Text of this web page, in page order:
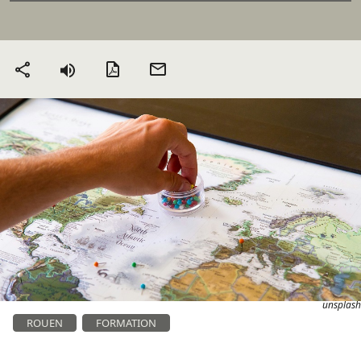
Partager Version PDF
unsplash
ROUEN FORMATION